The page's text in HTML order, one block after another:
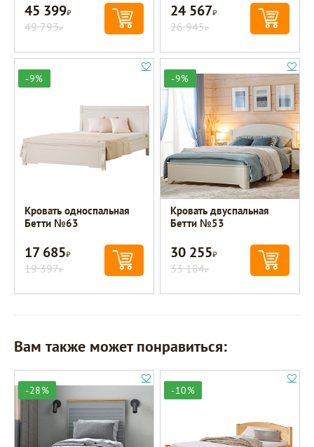
45 399Р
49 793Р
24 567Р
26 945Р
-9%
Кровать односпальная
Бетти №63
17 685Р
19 397Р
-9%
Кровать двуспальная
Бетти №53
30 255Р
33 184Р
Вам также может понравиться:
-28% -10%